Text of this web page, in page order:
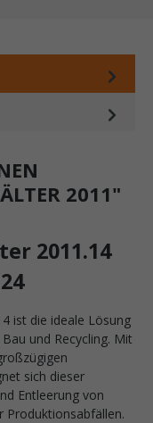
2011"
2011.14
ist die ideale Lösung
und Recycling. Mit
sich dieser
Entleerung von
Produktionsabfällen.